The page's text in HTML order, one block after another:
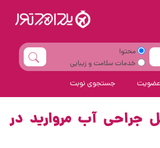
محتوا
خدمات سلامت و زیبایی
عضویت جستجوی نوبت
جراحی آب مروارید در